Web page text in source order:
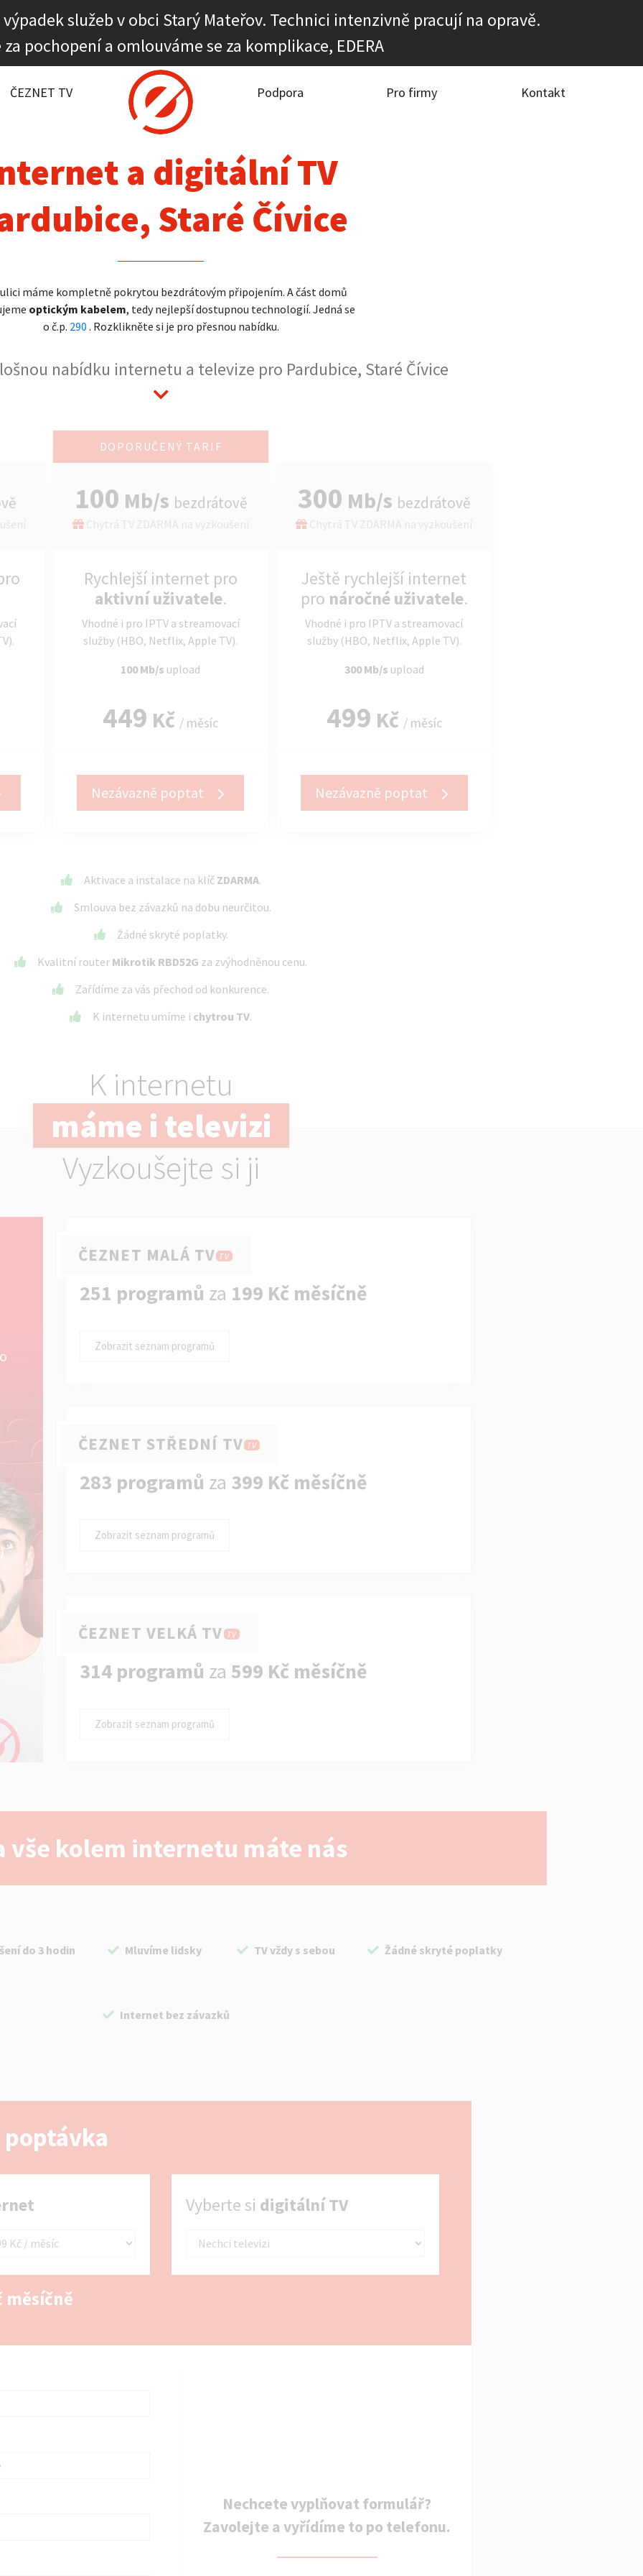
služeb v obci Starý Mateřov. Technici intenzivně pracují na opravě.
pochopení a omlouváme se za komplikace, EDERA
ČEZNET TV Podpora Pro firmy Kontakt
dostupnost
a digitální TV
Staré Čívice
máme kompletně pokrytou bezdrátovým připojením. A část domů
optickým kabelem, tedy nejlepší dostupnou technologií. Jedná se
o č.p. 290 . Rozklikněte si je pro přesnou nabídku.
nabídku internetu a televize pro Pardubice, Staré Čívice
DOPORUČENÝ TARIF
100 Mb/s bezdrátově
Chytrá TV ZDARMA na vyzkoušení
Rychlejší internet pro
aktivní uživatele.
Vhodné i pro IPTV a streamovací
služby (HBO, Netflix, Apple TV).
100 Mb/s upload
449 Kč / měsíc
Nezávazně poptat
300 Mb/s bezdrátově
Chytrá TV ZDARMA na vyzkoušení
Ještě rychlejší internet
pro náročné uživatele.
Vhodné i pro IPTV a streamovací
služby (HBO, Netflix, Apple TV).
300 Mb/s upload
499 Kč / měsíc
Nezávazně poptat
Aktivace a instalace na klíč ZDARMA.
Smlouva bez závazků na dobu neurčitou.
Žádné skryté poplatky.
Kvalitní router Mikrotik RBD52G za zvýhodněnou cenu.
Zařídíme za vás přechod od konkurence.
K internetu umíme i chytrou TV.
K internetu
máme i televizi
Vyzkoušejte si ji
ČEZNET MALÁ TV TV
251 programů za 199 Kč měsíčně
Zobrazit seznam programů
ČEZNET STŘEDNÍ TV TV
283 programů za 399 Kč měsíčně
Zobrazit seznam programů
ČEZNET VELKÁ TV TV
314 programů za 599 Kč měsíčně
Zobrazit seznam programů
vše kolem internetu máte nás
do 3 hodin Mluvíme lidsky TV vždy s sebou Žádné skryté poplatky
Internet bez závazků
poptávka
Vyberte si digitální TV
Vyberte si digitální TV
měsíčně
Nechcete vyplňovat formulář?
Zavolejte a vyřídíme to po telefonu.